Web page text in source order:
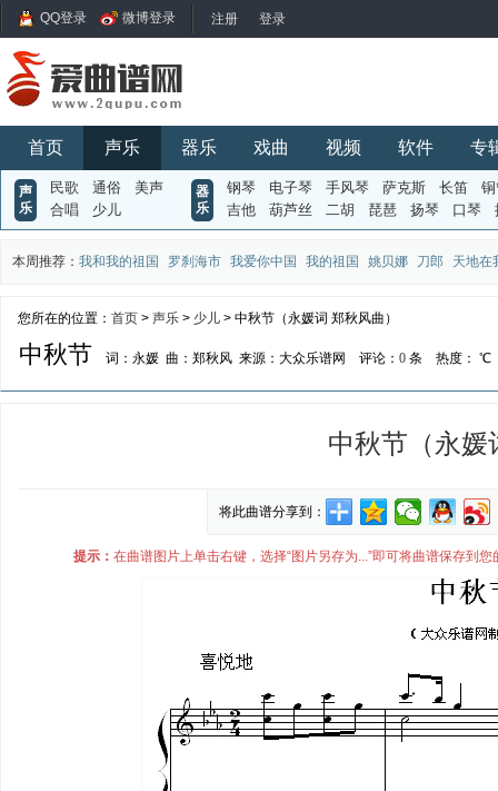
QQ登录 微博登录
首页 声乐 器乐 戏曲 视频 软件 专
声
乐
民歌 通俗
美声
合唱
少儿
器
乐
钢琴 电子琴 手风琴 萨克斯 长笛
吉他
葫芦丝 二胡 琵琶 扬琴 口琴
本周推荐： 我和我的祖国 罗刹海市 我爱你中国 我的祖国 姚贝娜 刀郎 天地在
您所在的位置： 首页 > 声乐 > 少儿 > 中秋节（永媛词 郑秋风曲）
中秋节 词：永媛 曲：郑秋风 来源：大众乐谱网 评论： 0 条 热度： ℃
中秋节（永媛
将此曲谱分享到：
提示： 在曲谱图片上单击右键，选择“图片另存为...”即可将曲谱保存到